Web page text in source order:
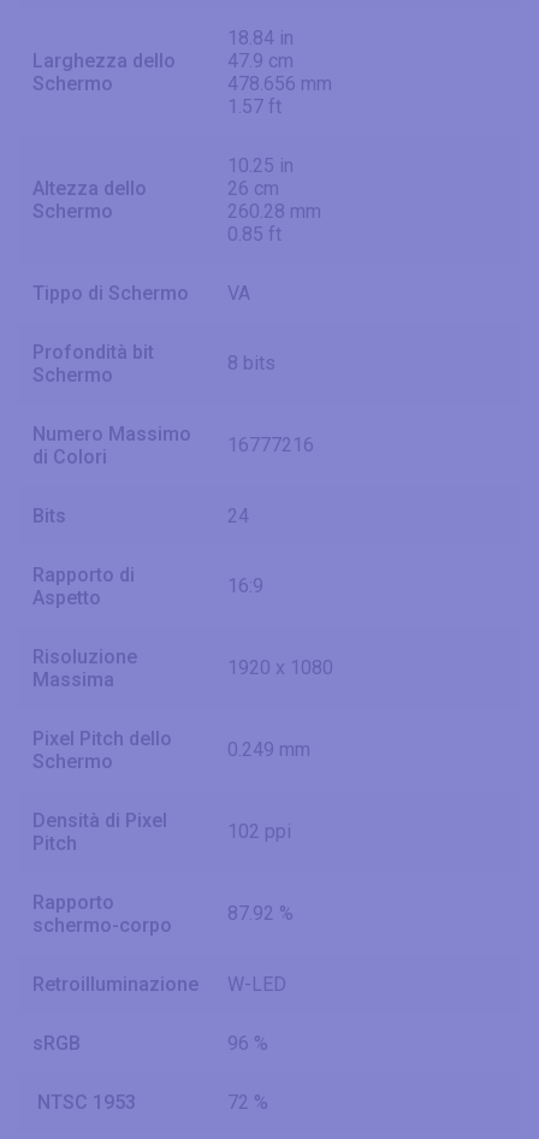
Larghezza dello
Schermo
18.84 in
47.9 cm
478.656 mm
1.57 ft
Altezza dello
Schermo
10.25 in
26 cm
260.28 mm
0.85 ft
Tippo di Schermo VA
Profondità bit
Schermo
8 bits
Numero Massimo
di Colori
16777216
Bits 24
Rapporto di
Aspetto
16:9
Risoluzione
Massima
1920 x 1080
Pixel Pitch dello
Schermo
0.249 mm
Densità di Pixel
Pitch
102 ppi
Rapporto
schermo-corpo
87.92 %
Retroilluminazione W-LED
sRGB 96 %
NTSC 1953 72 %